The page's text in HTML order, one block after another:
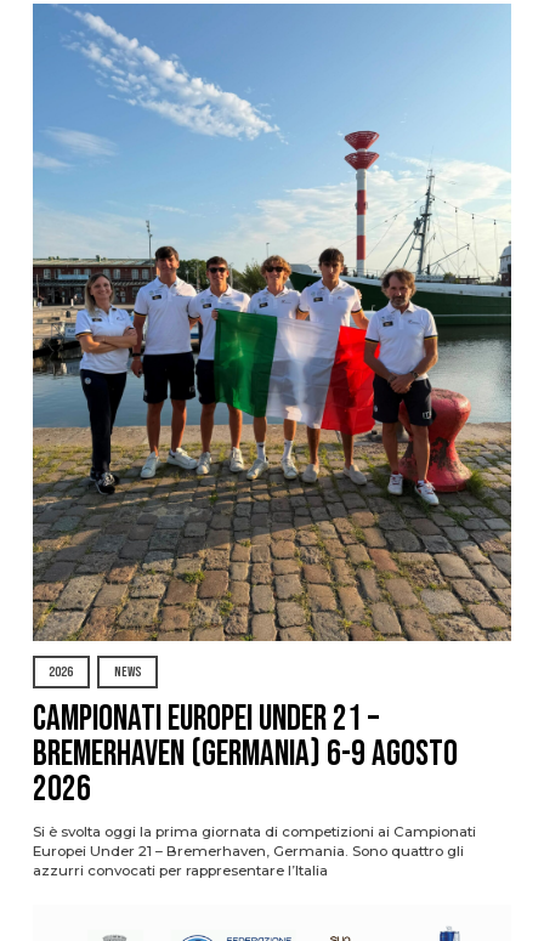
2026 NEWS
Campionati Europei Under 21 –
Bremerhaven (Germania) 6-9 agosto
2026
Si è svolta oggi la prima giornata di competizioni ai Campionati
Europei Under 21 – Bremerhaven, Germania. Sono quattro gli
azzurri convocati per rappresentare l’Italia